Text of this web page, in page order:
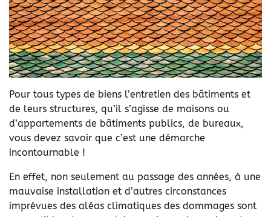
Pour tous types de biens l’entretien des bâtiments et
de leurs structures, qu’il s’agisse de maisons ou
d’appartements de bâtiments publics, de bureaux,
vous devez savoir que c’est une démarche
incontournable !
En effet, non seulement au passage des années, à une
mauvaise installation et d’autres circonstances
imprévues des aléas climatiques des dommages sont